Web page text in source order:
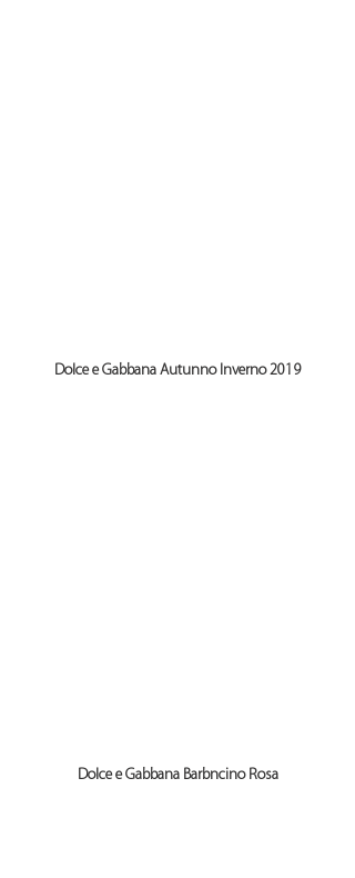
Dolce e Gabbana Autunno Inverno 2019
Dolce e Gabbana Barbncino Rosa